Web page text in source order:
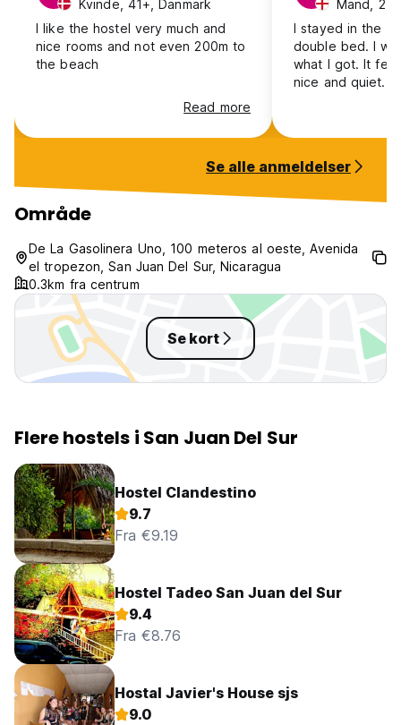
Kvinde, 41+, Danmark
I like the hostel very much and
nice rooms and not even 200m to
the beach
Read more
Mand,
I stayed in the
double bed. I
what I got. It felt
nice and quiet.
probably isn’t
relax and
negative is the
low
Se alle anmeldelser
Område
De La Gasolinera Uno, 100 meteros al oeste, Avenida
el tropezon, San Juan Del Sur, Nicaragua
0.3km fra centrum
Se kort
Flere hostels i San Juan Del Sur
Hostel Clandestino
9.7
Fra €9.19
Hostel Tadeo San Juan del Sur
9.4
Fra €8.76
Hostal Javier's House sjs
9.0